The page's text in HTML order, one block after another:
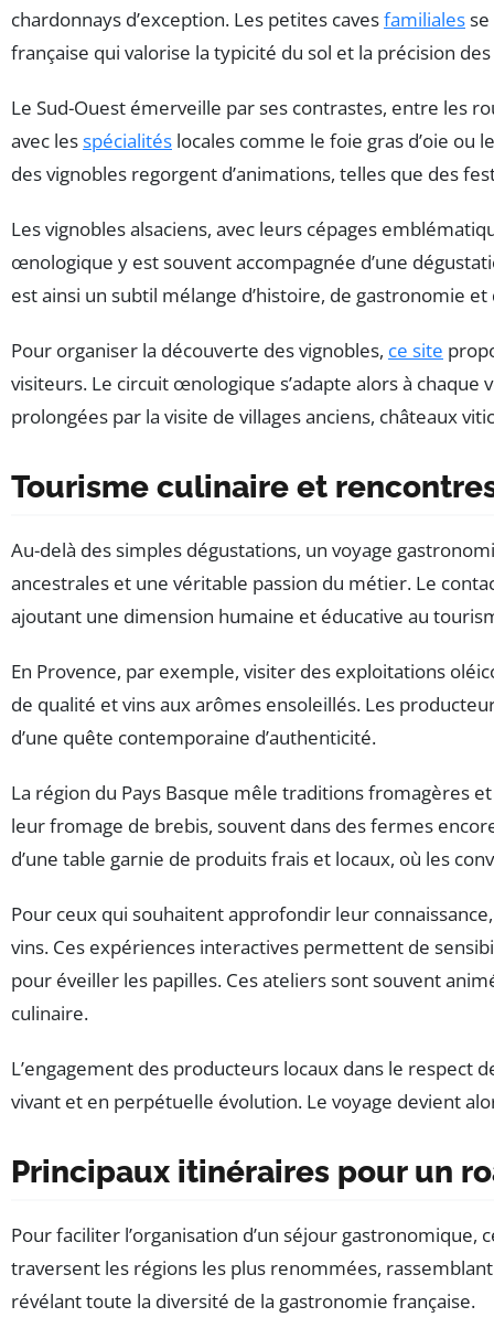
chardonnays d’exception. Les petites cavesfamiliales
française qui valorise la typicité du sol et la précision
Le Sud-Ouest émerveille par ses contrastes, entre les
avec lesspécialités locales comme le foie gras d’oie ou
des vignobles regorgent d’animations, telles que des
Les vignobles alsaciens, avec leurs cépages
œnologique y est souvent accompagnée d’une
est ainsi un subtil mélange d’histoire, de gastronomie
Pour organiser la découverte des vignobles, ce site
visiteurs. Le circuit œnologique s’adapte alors à
prolongées par la visite de villages anciens, châteaux
Tourisme culinaire et
Au-delà des simples dégustations, un voyage
ancestrales et une véritable passion du métier. Le
ajoutant une dimension humaine et éducative au
En Provence, par exemple, visiter des exploitations
de qualité et vins aux arômes ensoleillés. Les
d’une quête contemporaine d’authenticité.
La région du Pays Basque mêle traditions fromagères
leur fromage de brebis, souvent dans des fermes
d’une table garnie de produits frais et locaux, où les
Pour ceux qui souhaitent approfondir leur
vins. Ces expériences interactives permettent de
pour éveiller les papilles. Ces ateliers sont souvent
culinaire.
L’engagement des producteurs locaux dans le respect
vivant et en perpétuelle évolution. Le voyage devient
Principaux itinéraires pour un
Pour faciliter l’organisation d’un séjour
traversent les régions les plus renommées,
révélant toute la diversité de la gastronomie française.